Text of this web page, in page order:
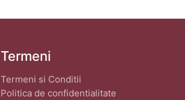
Termeni
Termeni si Conditii
Politica de confidentialitate